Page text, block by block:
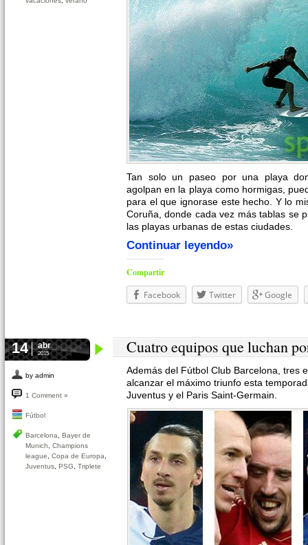
Tan solo un paseo por una playa
agolpan en la playa como hormigas,
para el que ignorase este hecho. Y lo
Coruña, donde cada vez más tablas se
las playas urbanas de estas ciudades.
Continuar leyendo»
Compartir
Facebook
Twitter Google
14 abr
2015
by admin
1 Comment »
Fútbol
Barcelona
Bayer de
Munich
Champions
league
Copa de Europa
Juventus PSG Triplete
Cuatro equipos que luchan
Además del Fútbol Club Barcelona, tres
alcanzar el máximo triunfo esta
Juventus y el Paris Saint-Germain.